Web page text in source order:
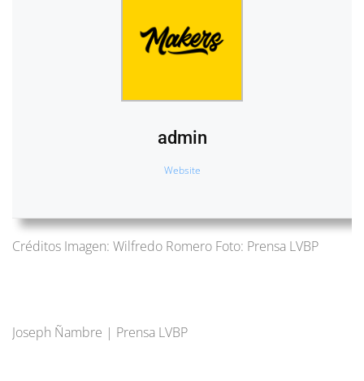
admin
Website
Créditos Imagen: Wilfredo Romero Foto: Prensa LVBP
Joseph Ñambre | Prensa LVBP